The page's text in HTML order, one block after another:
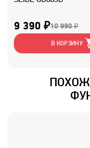
9 390 ₽10 990 ₽
В КОРЗИНУ